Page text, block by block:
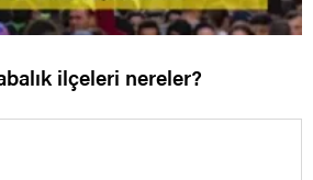
ilçeleri nereler?